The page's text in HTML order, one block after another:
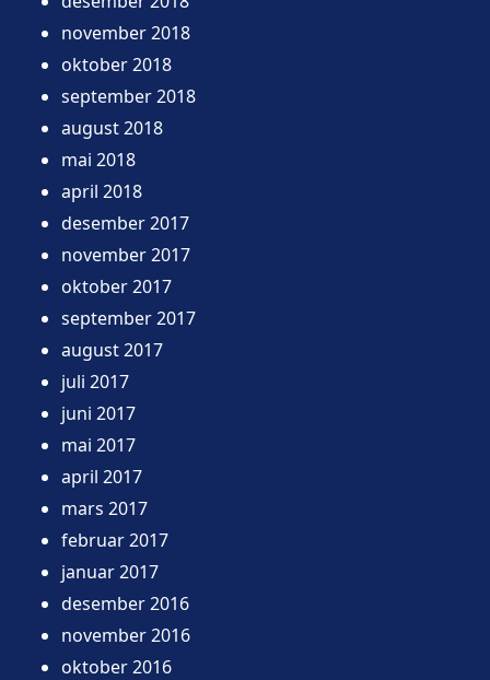
november 2018
oktober 2018
september 2018
august 2018
mai 2018
april 2018
desember 2017
november 2017
oktober 2017
september 2017
august 2017
juli 2017
juni 2017
mai 2017
april 2017
mars 2017
februar 2017
januar 2017
desember 2016
november 2016
oktober 2016